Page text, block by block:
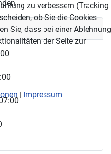
zu verbessern (Tracking
ob Sie die Cookies
Sie, dass bei einer Ablehnung
der Seite zur
| Impressum